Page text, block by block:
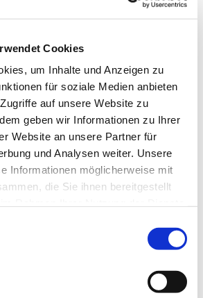
Cookies
um Inhalte und Anzeigen zu
für soziale Medien anbieten
auf unsere Website zu
geben wir Informationen zu Ihrer
Website an unsere Partner für
und Analysen weiter. Unsere
Informationen möglicherweise mit
die Sie ihnen bereitgestellt